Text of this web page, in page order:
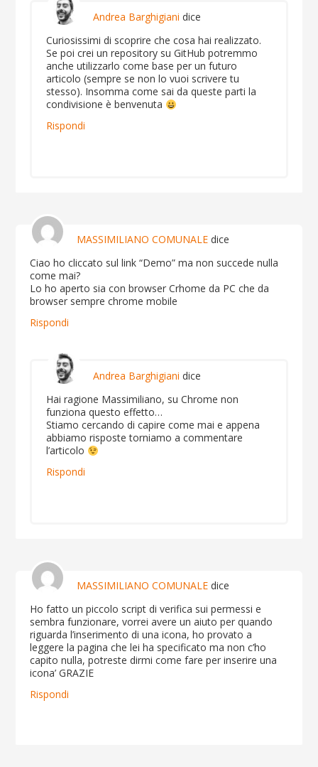
Andrea Barghigiani dice
Curiosissimi di scoprire che cosa hai realizzato.
Se poi crei un repository su GitHub potremmo
anche utilizzarlo come base per un futuro
articolo (sempre se non lo vuoi scrivere tu
stesso). Insomma come sai da queste parti la
condivisione è benvenuta
Rispondi
MASSIMILIANO COMUNALE dice
Ciao ho cliccato sul link “Demo” ma non succede nulla
come mai?
Lo ho aperto sia con browser Crhome da PC che da
browser sempre chrome mobile
Rispondi
Andrea Barghigiani dice
Hai ragione Massimiliano, su Chrome non
funziona questo effetto…
Stiamo cercando di capire come mai e appena
abbiamo risposte torniamo a commentare
l’articolo
Rispondi
MASSIMILIANO COMUNALE dice
Ho fatto un piccolo script di verifica sui permessi e
sembra funzionare, vorrei avere un aiuto per quando
riguarda l’inserimento di una icona, ho provato a
leggere la pagina che lei ha specificato ma non c’ho
capito nulla, potreste dirmi come fare per inserire una
icona’ GRAZIE
Rispondi